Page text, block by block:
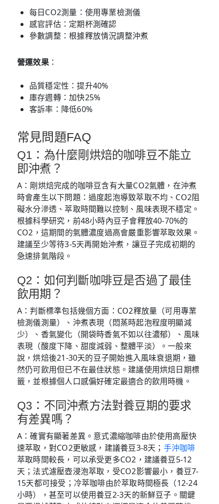
每日CO2測量：使用專業檢測儀
感官評估：定期杯測確認
參數調整：根據釋放情況調整沖煮
營運效果：
品質穩定性：提升40%
庫存週轉：加快25%
客訴率：降低60%
常見問題FAQ
Q1：為什麼剛烘焙的咖啡豆不能立
即沖煮？
A：剛烘焙完成的咖啡豆含有大量CO2氣體，在沖煮
時會產生以下問題：過度起泡導致萃取不均、CO2阻
礙水分滲透、萃取時間難以控制、風味表現不穩定。
根據科學研究，前48小時內豆子會釋放40-70%的
CO2，這期間的氣體濃度過高會嚴重影響萃取效果。
建議至少等待3-5天再開始沖煮，讓豆子完成初期的
急速排氣階段。
Q2：如何判斷咖啡豆是否過了最佳
飲用期？
A：判斷標準包括幾個方面：CO2釋放量（可用專業
檢測儀測量）、沖煮表現（悶蒸時起泡程度明顯減
少）、香氣變化（開袋時香氣不如以往濃郁）、風味
表現（酸度下降、甜度減弱、整體平淡）。一般來
說，烘焙後21-30天的豆子開始進入風味衰退期，雖
然仍可飲用但已不在最佳狀態。建議使用烘焙日期標
籤，並根據個人口感偏好確定最適合的飲用時機。
Q3：不同沖煮方法對養豆期的要求
有差異嗎？
A：確實有顯著差異。意式濃縮咖啡由於使用高壓快
速萃取，對CO2更敏感，建議養豆3-8天； 手沖咖啡
萃取時間較長，可以承受更多CO2，建議養豆5-12
天；法式濾壓壺浸泡萃取，受CO2影響最小，養豆7-
15天都可接受；冷萃咖啡由於萃取時間極長（12-24
小時），甚至可以使用養豆2-3天的新鮮豆子。關鍵